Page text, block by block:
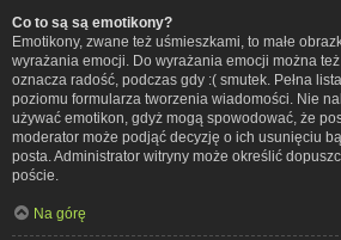
Co to są są emotikony?
Emotikony, zwane też uśmieszkami, to małe
wyrażania emocji. Do wyrażania emocji można
oznacza radość, podczas gdy :( smutek. Pełna
poziomu formularza tworzenia wiadomości. Nie
używać emotikon, gdyż mogą spowodować, że
moderator może podjąć decyzję o ich usunięciu
posta. Administrator witryny może określić
poście.
Na górę